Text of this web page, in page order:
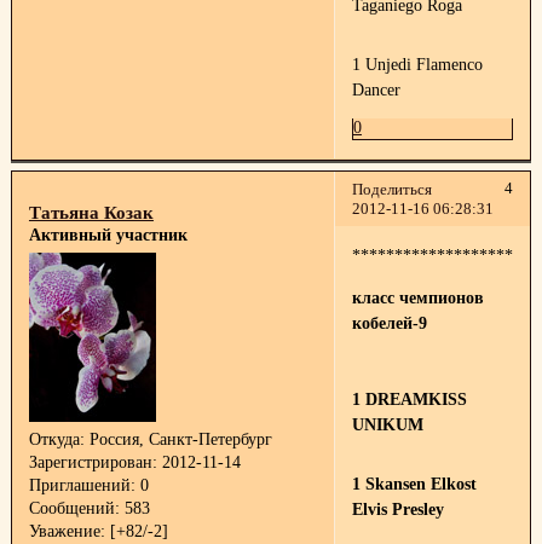
Taganiego Roga
1 Unjedi Flamenco
Dancer
0
Поделиться
4
2012-11-16 06:28:31
Татьяна Козак
Активный участник
Откуда: Россия, Санкт-Петербург
Зарегистрирован: 2012-11-14
Приглашений: 0
Сообщений: 583
Уважение: [+82/-2]
класс чемпионов
кобелей-9
1 DREAMKISS
UNIKUM
1 Skansen Elkost
Elvis Presley